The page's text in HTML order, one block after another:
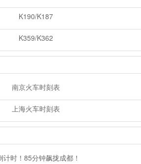
K190/K187
K359/K362
南京火车时刻表
上海火车时刻表
时！85分钟飙拢成都！